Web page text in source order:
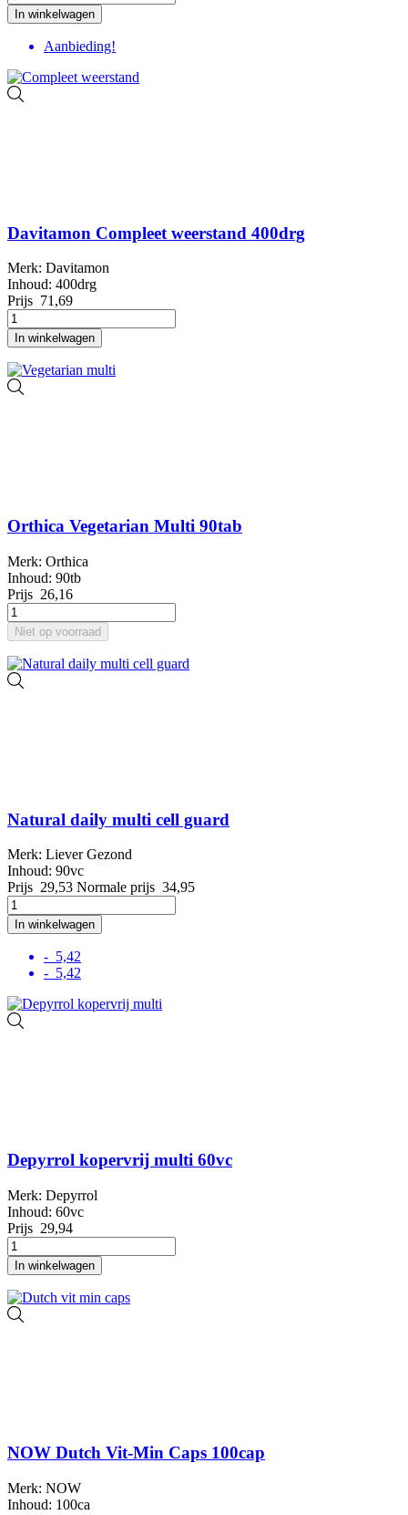
In winkelwagen
Aanbieding!
Davitamon Compleet weerstand 400drg
Merk: Davitamon
Inhoud: 400drg
Prijs 71,69
In winkelwagen
Orthica Vegetarian Multi 90tab
Merk: Orthica
Inhoud: 90tb
Prijs 26,16
Niet op voorraad
Natural daily multi cell guard
Merk: Liever Gezond
Inhoud: 90vc
Prijs 29,53 Normale prijs 34,95
In winkelwagen
- 5,42
- 5,42
Depyrrol kopervrij multi 60vc
Merk: Depyrrol
Inhoud: 60vc
Prijs 29,94
In winkelwagen
NOW Dutch Vit-Min Caps 100cap
Merk: NOW
Inhoud: 100ca